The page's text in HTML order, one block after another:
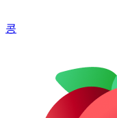
콩